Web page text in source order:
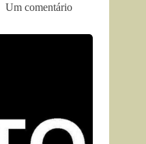
Um comentário